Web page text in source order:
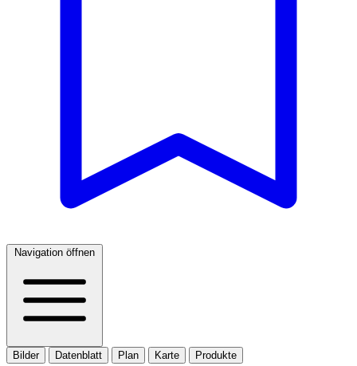
Navigation öffnen
Bilder Datenblatt Plan Karte Produkte